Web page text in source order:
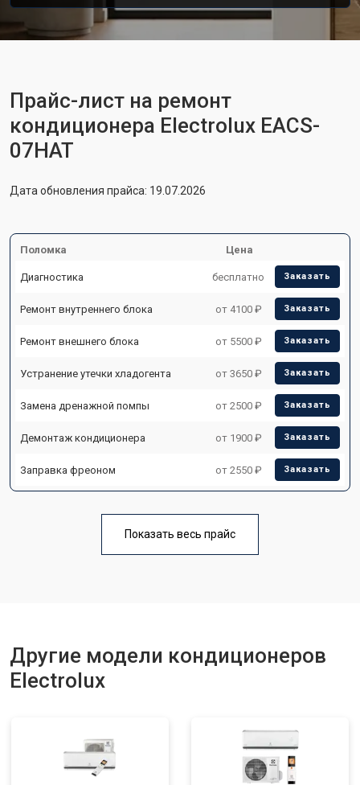
Прайс-лист на ремонт
кондиционера Electrolux EACS-
07HAT
Дата обновления прайса: 19.07.2026
Поломка Цена
Диагностика бесплатно Заказать
Ремонт внутреннего блока от 4100 ₽ Заказать
Ремонт внешнего блока от 5500 ₽ Заказать
Устранение утечки хладогента от 3650 ₽ Заказать
Замена дренажной помпы от 2500 ₽ Заказать
Демонтаж кондиционера от 1900 ₽ Заказать
Заправка фреоном от 2550 ₽ Заказать
Показать весь прайс
Другие модели кондиционеров
Electrolux